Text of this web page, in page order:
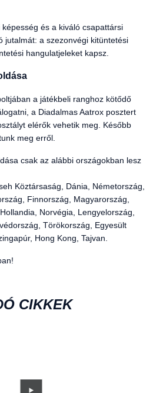
és a kiváló csapattársi
jutalmát: a szezonvégi kitüntetési
hangulatjeleket kapsz.
a játékbeli ranghoz kötődő
a Diadalmas Aatrox posztert
elérők vehetik meg. Később
meg erről.
csak az alábbi országokban lesz
Köztársaság, Dánia, Németország,
Finnország, Magyarország,
Norvégia, Lengyelország,
Törökország, Egyesült
Hong Kong, Tajvan.
CIKKEK